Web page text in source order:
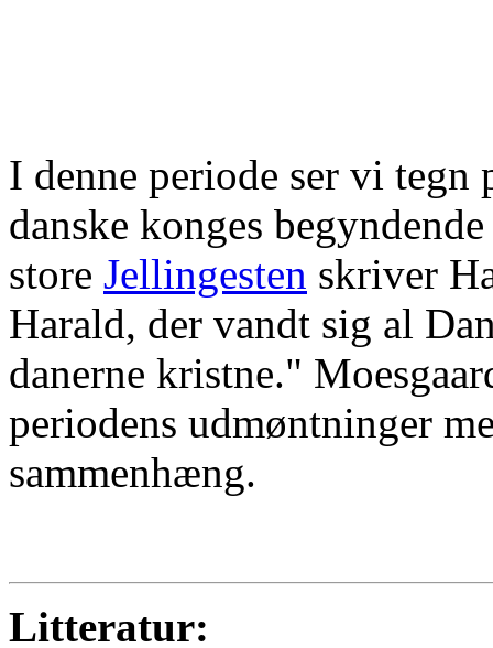
I denne periode ser vi tegn
danske konges
store Jellingesten skriver
Harald, der vandt sig al
danerne kristne."
periodens udmøntninger
sammenhæng.
Litteratur: